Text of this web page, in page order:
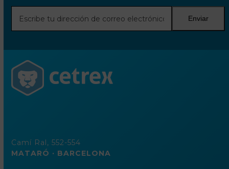
dirección
electrónico
Enviar
Camí Ral, 552-554
MATARÓ · BARCELONA